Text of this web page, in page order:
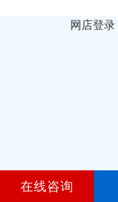
网店登录
在线咨询